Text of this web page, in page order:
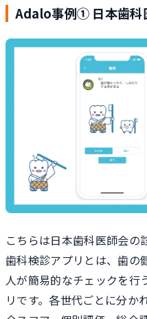
Adalo事例① 日本歯科
こちらは日本歯科医師会の
歯科検診アプリとは、歯の
人が簡易的なチェックを行
リです。各世代ごとに分か